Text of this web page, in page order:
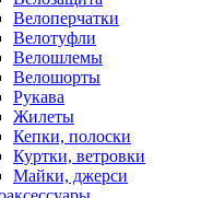
Велоперчатки
Велотуфли
Велошлемы
Велошорты
Рукава
Жилеты
Кепки, полоски
Куртки, ветровки
Майки, джерси